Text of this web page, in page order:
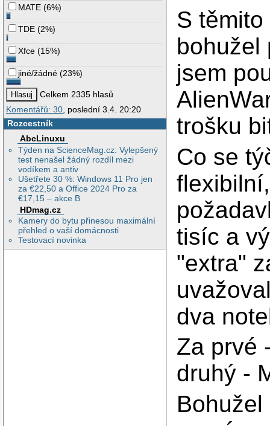
MATE (6%)
TDE (2%)
Xfce (15%)
jiné/žádné (23%)
Celkem 2335 hlasů
Komentářů: 30, poslední 3.4. 20:20
Rozcestník
AbcLinuxu
Týden na ScienceMag.cz: Vylepšený
test nenašel žádný rozdíl mezi
vodíkem a antiv
Ušetřete 30 %: Windows 11 Pro jen
za €22,50 a Office 2024 Pro za
€17,15 – akce B
HDmag.cz
Kamery do bytu přinesou maximální
přehled o vaší domácnosti
Testovací novinka
S
bohužel
jsem
trošku
Co se
tisíc a
"extra"
dva
Za prvé
druhý -